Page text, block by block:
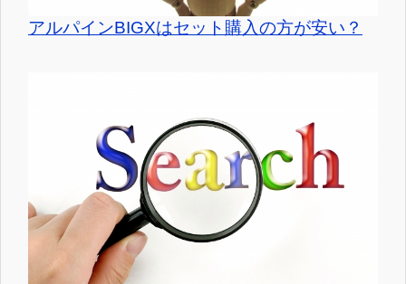
アルパインBIGXはセット購入の方が安い？